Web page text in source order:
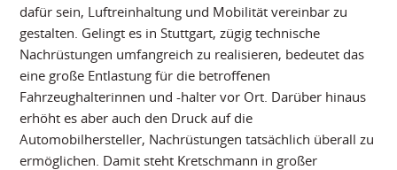
dafür sein, Luftreinhaltung und Mobilität vereinbar zu
gestalten. Gelingt es in Stuttgart, zügig technische
Nachrüstungen umfangreich zu realisieren, bedeutet das
eine große Entlastung für die betroffenen
Fahrzeughalterinnen und -halter vor Ort. Darüber hinaus
erhöht es aber auch den Druck auf die
Automobilhersteller, Nachrüstungen tatsächlich überall zu
ermöglichen. Damit steht Kretschmann in großer